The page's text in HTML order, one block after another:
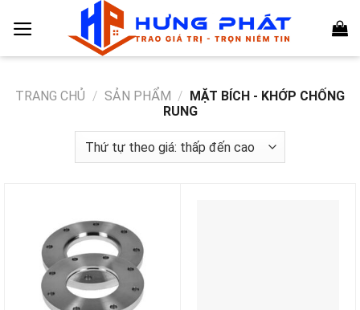
đến
TRANG CHỦ / SẢN PHẨM / MẶT BÍCH - KHỚP CHỐNG
RUNG